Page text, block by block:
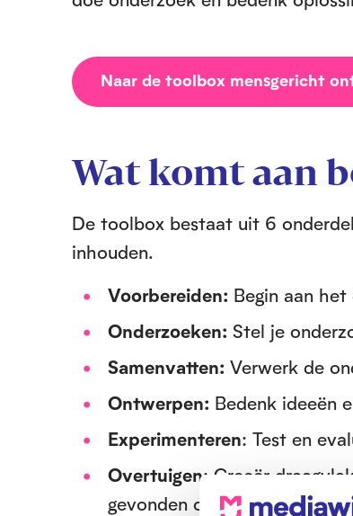
Naar de toolbox mensgericht
Wat komt aan
De toolbox bestaat uit 6
inhouden.
Voorbereiden: Begin aan
Onderzoeken: Stel je
Samenvatten: Verwerk de
Ontwerpen: Bedenk ideeën
Experimenteren: Test en
Overtuigen: Creeër
gevonden oplossing en het